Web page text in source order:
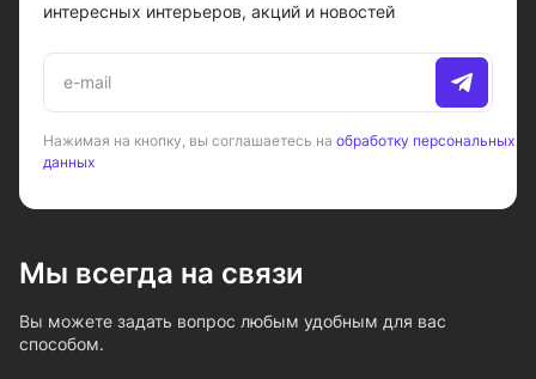
интересных интерьеров, акций и новостей
Нажимая на кнопку, вы соглашаетесь на обработку персональных
данных
Мы всегда на связи
Вы можете задать вопрос любым удобным для вас
способом.